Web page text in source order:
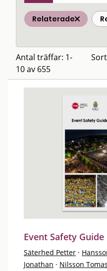
Relaterade
Antal träffar: 1-
10 av 655
Event Safety Guide
Säterhed Petter ·
Jonathan · Nilsson Tomas